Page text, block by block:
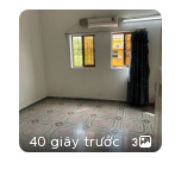
40 giây trước 3